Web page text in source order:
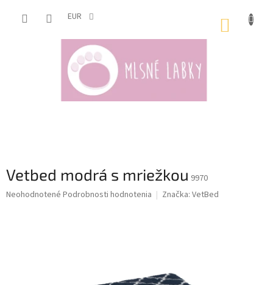
EUR
Vetbed modrá s mriežkou 9970
Priemerné
Neohodnotené Podrobnosti hodnotenia Značka: VetBed